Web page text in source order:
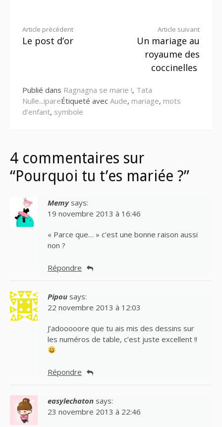
Lire
Article précédent
Le post d’or
Article suivant
Un mariage au
royaume des
coccinelles
Publié dans Ragnagna se marie !, Tata
Nulle...ipareÉtiqueté avec Aude, mariage, mots
d'enfant, symbole
4 commentaires sur
“Pourquoi tu t’es mariée ?”
Memy says:
19 novembre 2013 à 16:46
« Parce que… » c’est une bonne raison aussi
non ?
Répondre
Pipou says:
22 novembre 2013 à 12:03
J’adooooore que tu ais mis des dessins sur
les numéros de table, c’est juste excellent !!
Répondre
easylechaton says:
23 novembre 2013 à 22:46